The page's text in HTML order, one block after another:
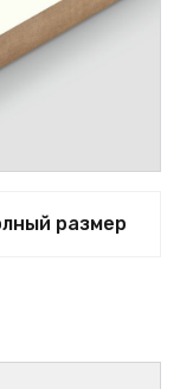
размер